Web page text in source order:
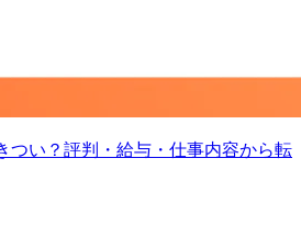
つい？評判・給与・仕事内容から転